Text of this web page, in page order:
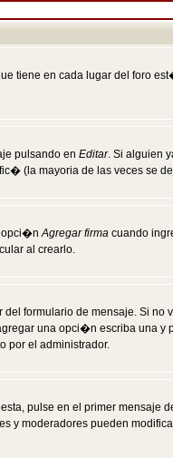
tiene en cada lugar del foro
pulsando en Editar. Si alguien
(la mayoria de las veces se
opci�nAgregar firma cuando
al crearlo.
del formulario de mensaje. Si
una opci�n escriba una y
por el administrador.
pulse en el primer mensaje
y moderadores pueden